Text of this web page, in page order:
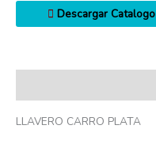
Descargar Catalogo
LLAVERO CARRO PLATA